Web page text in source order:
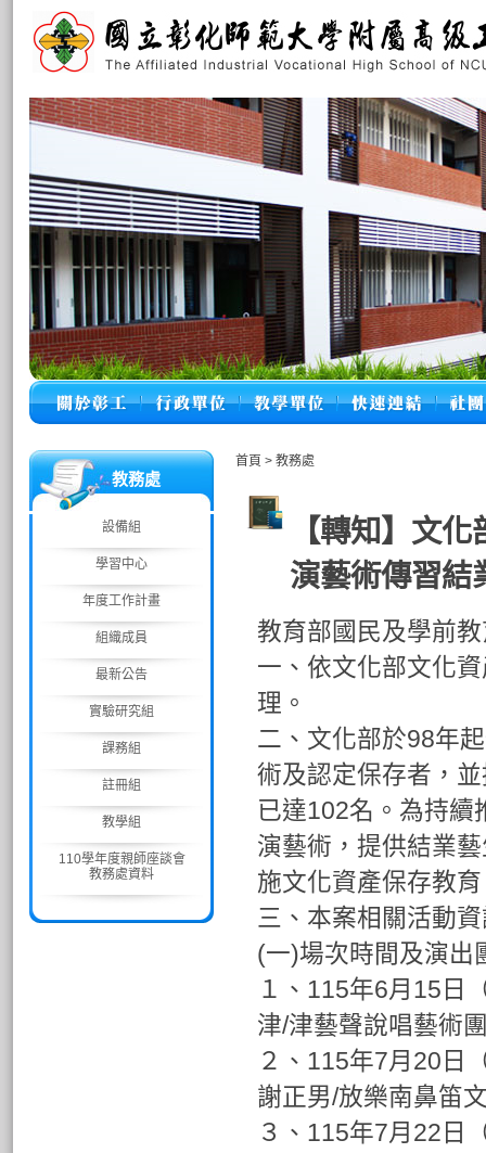
教務處
設備組
學習中心
年度工作計畫
組織成員
最新公告
實驗研究組
課務組
註冊組
教學組
110學年度親師座談會
教務處資料
首頁 > 教務處
【轉知】文
演藝術傳習結
教育部國民及學前
一、依文化部文化
理。
二、文化部於98年
術及認定保存者，
已達102名。為持續
演藝術，提供結業
施文化資產保存教
三、本案相關活動
(一)場次時間及演出
１、115年6月15日
津/津藝聲說唱藝術
２、115年7月20日
謝正男/放樂南鼻笛
３、115年7月22日